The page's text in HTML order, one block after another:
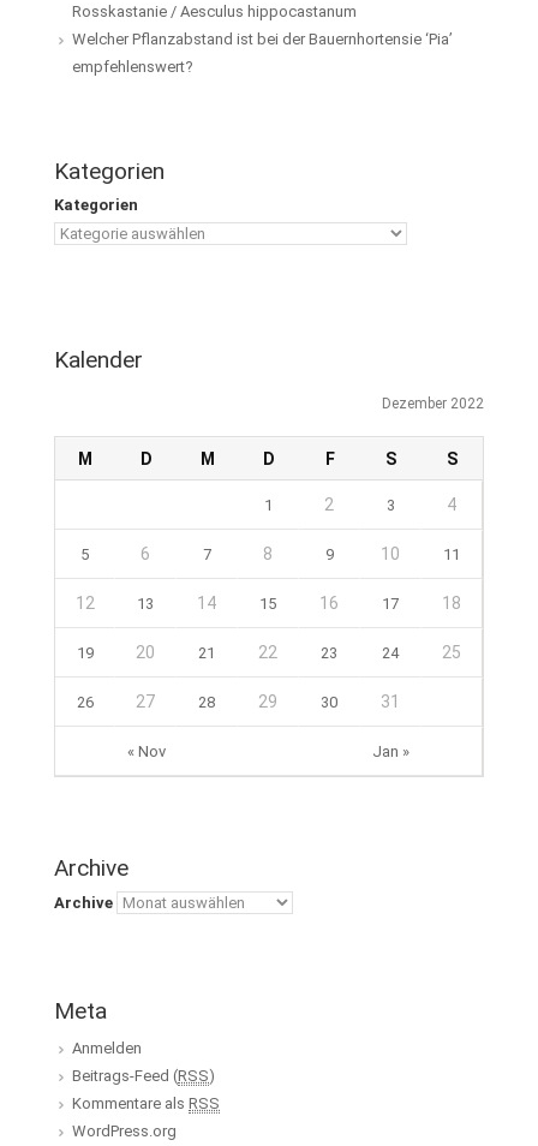
Rosskastanie / Aesculus hippocastanum
Welcher Pflanzabstand ist bei der Bauernhortensie ‘Pia’
empfehlenswert?
Kategorien
Kategorien
Kalender
Dezember 2022
M D M D F S S
« Nov Jan »
1 2 3 4
5 6 7 8 9 10 11
12 13 14 15 16 17 18
19 20 21 22 23 24 25
26 27 28 29 30 31
Archive
Archive
Meta
Anmelden
Beitrags-Feed (RSS)
Kommentare als RSS
WordPress.org